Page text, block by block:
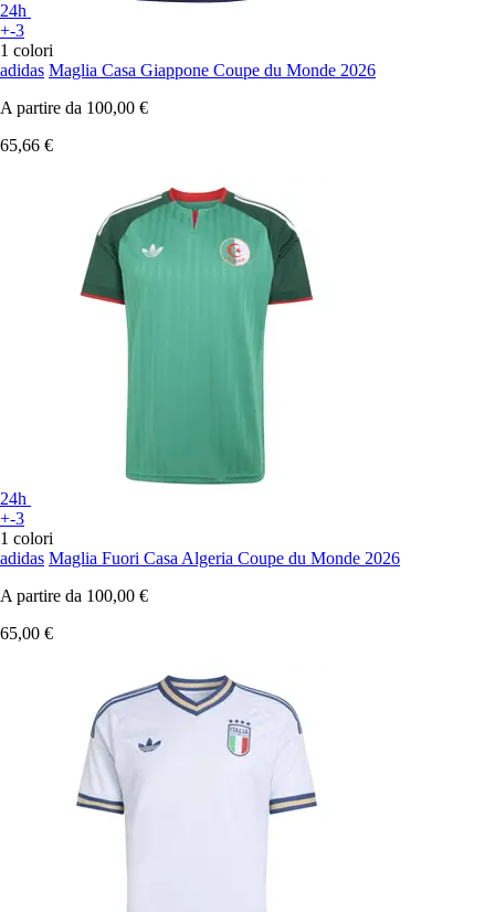
24h
+-3
1 colori
adidas Maglia Casa Giappone Coupe du Monde 2026
A partire da 100,00 €
65,66 €
24h
+-3
1 colori
adidas Maglia Fuori Casa Algeria Coupe du Monde 2026
A partire da 100,00 €
65,00 €